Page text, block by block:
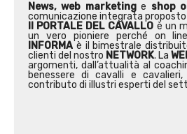
News, web marketinge shop
comunicazione integrata
Il PORTALE DEL CAVALLO è un
un vero pioniere perché on
INFORMA è il bimestrale
clienti del nostro NETWORK. La
argomenti, dall’attualità al
benessere di cavalli e
contributo di illustri esperti del